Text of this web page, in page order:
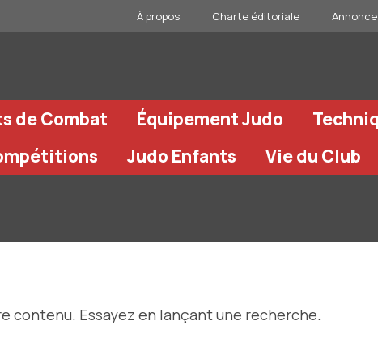
À propos Charte éditoriale
de Combat Équipement Judo
Judo Enfants Vie du Club
contenu. Essayez en lançant une recherche.